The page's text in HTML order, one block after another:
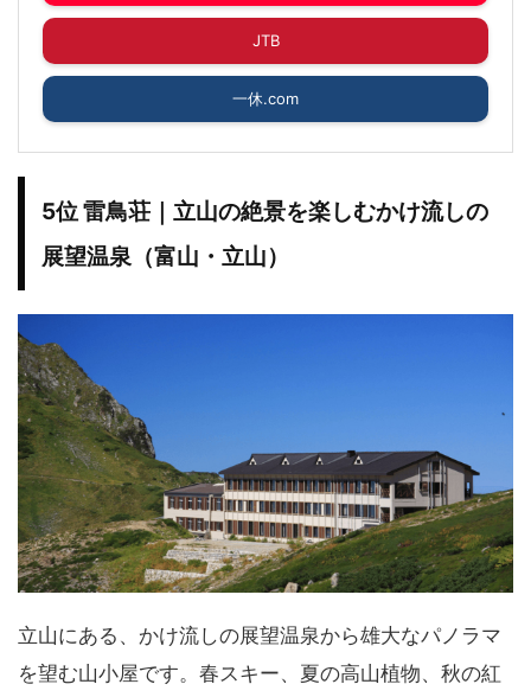
JTB
一休.com
5位 雷鳥荘｜立山の絶景を楽しむかけ流しの
展望温泉（富山・立山）
立山にある、かけ流しの展望温泉から雄大なパノラマ
を望む山小屋です。春スキー、夏の高山植物、秋の紅